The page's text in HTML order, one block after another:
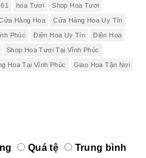
hoa Tươi Shop Hoa Tươi
Hàng Hoa Cửa Hàng Hoa Uy Tín
Phúc Điện Hoa Uy Tín Điện Hoa
Shop Hoa Tươi Tại Vĩnh Phúc
Hoa Tại Vĩnh Phúc Giao Hoa Tận Nơi
Quá tệ
Trung bình